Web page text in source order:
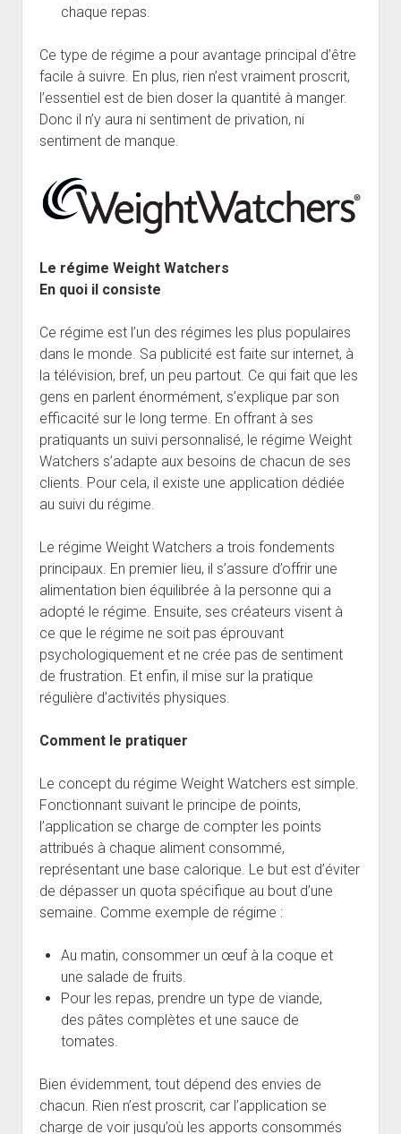
chaque repas.
Ce type de régime a pour avantage principal d’être
facile à suivre. En plus, rien n’est vraiment proscrit,
l’essentiel est de bien doser la quantité à manger.
Donc il n’y aura ni sentiment de privation, ni
sentiment de manque.
Le régime Weight Watchers
En quoi il consiste
Ce régime est l’un des régimes les plus populaires
dans le monde. Sa publicité est faite sur internet, à
la télévision, bref, un peu partout. Ce qui fait que les
gens en parlent énormément, s’explique par son
efficacité sur le long terme. En offrant à ses
pratiquants un suivi personnalisé, le régime Weight
Watchers s’adapte aux besoins de chacun de ses
clients. Pour cela, il existe une application dédiée
au suivi du régime.
Le régime Weight Watchers a trois fondements
principaux. En premier lieu, il s’assure d’offrir une
alimentation bien équilibrée à la personne qui a
adopté le régime. Ensuite, ses créateurs visent à
ce que le régime ne soit pas éprouvant
psychologiquement et ne crée pas de sentiment
de frustration. Et enfin, il mise sur la pratique
régulière d’activités physiques.
Comment le pratiquer
Le concept du régime Weight Watchers est simple.
Fonctionnant suivant le principe de points,
l’application se charge de compter les points
attribués à chaque aliment consommé,
représentant une base calorique. Le but est d’éviter
de dépasser un quota spécifique au bout d’une
semaine. Comme exemple de régime :
Au matin, consommer un œuf à la coque et
une salade de fruits.
Pour les repas, prendre un type de viande,
des pâtes complètes et une sauce de
tomates.
Bien évidemment, tout dépend des envies de
chacun. Rien n’est proscrit, car l’application se
charge de voir jusqu’où les apports consommés